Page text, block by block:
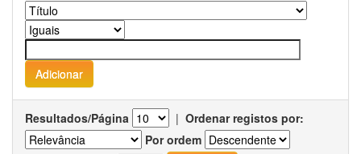
Resultados/Página | Ordenar registos por:
Por ordem